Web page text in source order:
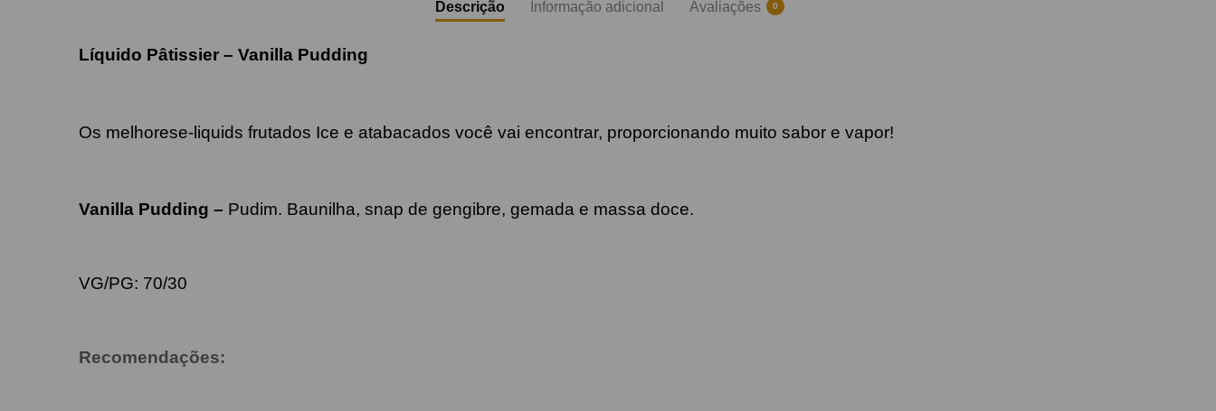
Descrição Informação adicional Avaliações 0
Líquido Pâtissier–Vanilla Pudding
Os melhorese-liquids frutados Ice e atabacados você vai encontrar, proporcionando muito sabor e vapor!
Vanilla Pudding – Pudim. Baunilha, snap de gengibre, gemada e massa doce.
VG/PG: 70/30
Recomendações: